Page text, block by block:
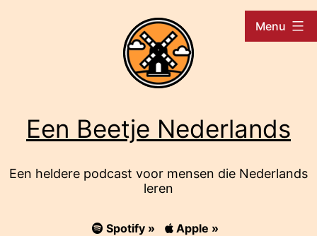
Een Beetje Nederlands
Een heldere podcast voor mensen die Nederlands
leren
Spotify »
Apple »
Menu